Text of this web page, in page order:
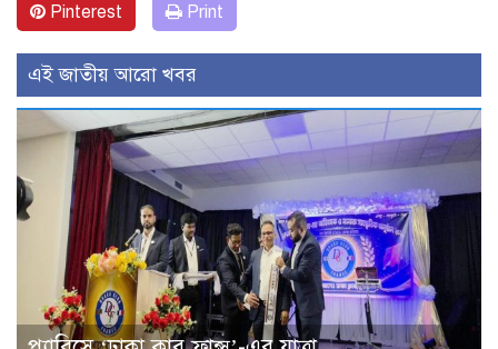
Pinterest Print
এই জাতীয় আরো খবর